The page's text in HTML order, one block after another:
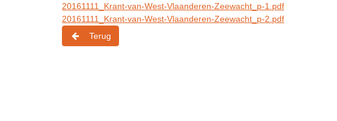
20161111_Krant-van-West-Vlaanderen-Zeewacht_p-1.pdf
20161111_Krant-van-West-Vlaanderen-Zeewacht_p-2.pdf
Terug